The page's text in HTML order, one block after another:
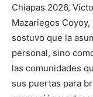
Chiapas 2026,
Mazariegos
sostuvo que la
personal, sino
las comunidades
sus puertas para